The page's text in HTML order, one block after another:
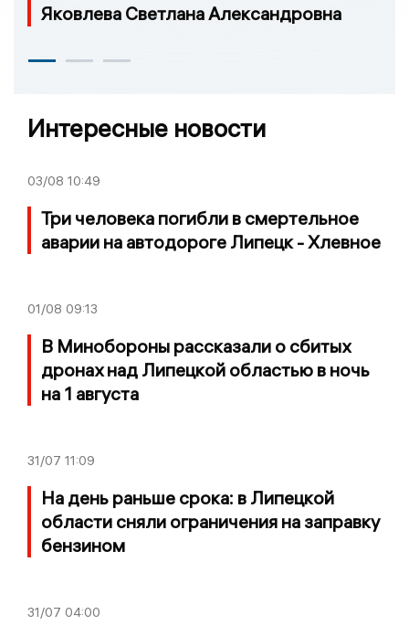
Яковлева Светлана Александровна
Интересные новости
03/08 10:49
Три человека погибли в смертельное
аварии на автодороге Липецк - Хлевное
01/08 09:13
В Минобороны рассказали о сбитых
дронах над Липецкой областью в ночь
на 1 августа
31/07 11:09
На день раньше срока: в Липецкой
области сняли ограничения на заправку
бензином
31/07 04:00